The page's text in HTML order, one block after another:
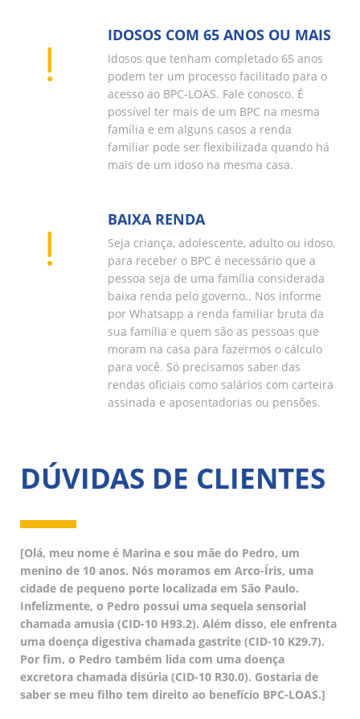
IDOSOS COM 65 ANOS OU MAIS
Idosos que tenham completado 65 anos
podem ter um processo facilitado para o
acesso ao BPC-LOAS. Fale conosco. É
possível ter mais de um BPC na mesma
família e em alguns casos a renda
familiar pode ser flexibilizada quando há
mais de um idoso na mesma casa.
BAIXA RENDA
Seja criança, adolescente, adulto ou idoso,
para receber o BPC é necessário que a
pessoa seja de uma família considerada
baixa renda pelo governo.. Nos informe
por Whatsapp a renda familiar bruta da
sua família e quem são as pessoas que
moram na casa para fazermos o cálculo
para você. Só precisamos saber das
rendas oficiais como salários com carteira
assinada e aposentadorias ou pensões.
DÚVIDAS DE CLIENTES
[Olá, meu nome é Marina e sou mãe do Pedro, um
menino de 10 anos. Nós moramos em Arco-Íris, uma
cidade de pequeno porte localizada em São Paulo.
Infelizmente, o Pedro possui uma sequela sensorial
chamada amusia (CID-10 H93.2). Além disso, ele enfrenta
uma doença digestiva chamada gastrite (CID-10 K29.7).
Por fim, o Pedro também lida com uma doença
excretora chamada disúria (CID-10 R30.0). Gostaria de
saber se meu filho tem direito ao benefício BPC-LOAS.]